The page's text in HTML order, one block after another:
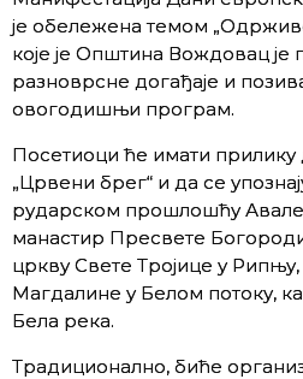
је обележена темом
које је Општина Вождовац
разноврсне догађаје и
овогодишњи програм.
Посетиоци ће имати
„Црвени брег“ и да се
рударском прошлошћу
манастир Пресвете
цркву Свете Тројице у
Магдалине у Белом потоку,
Бела река.
Традиционално, биће